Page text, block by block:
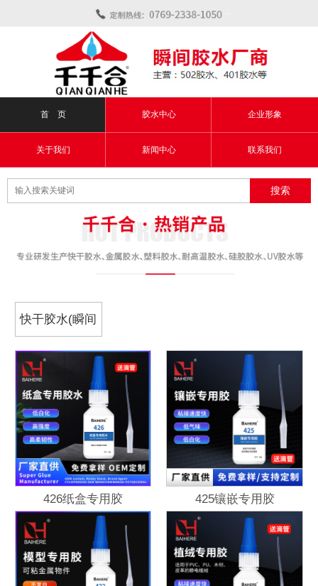
首 页 胶水中心 企业形象
关于我们 新闻中心 联系我们
快干胶水(瞬间
胶)
426纸盒专用胶 425镶嵌专用胶